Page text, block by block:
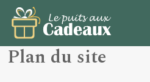
Plan du site